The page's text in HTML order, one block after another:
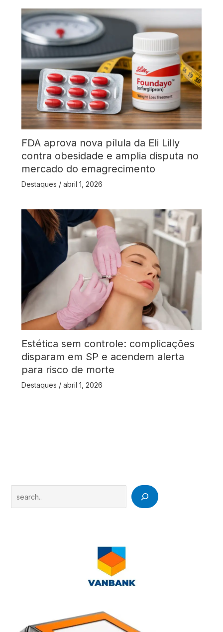
FDA aprova nova pílula da Eli Lilly
contra obesidade e amplia disputa no
mercado do emagrecimento
Destaques / abril 1, 2026
Estética sem controle: complicações
disparam em SP e acendem alerta
para risco de morte
Destaques / abril 1, 2026